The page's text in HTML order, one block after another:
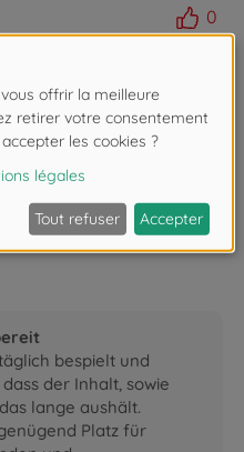
0
nicht getestet.Die
bespielt und
der Inhalt, sowie
lange aushält.
Platz für